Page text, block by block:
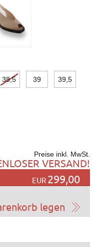
38,5 39 39,5
Preise inkl. MwSt.
VERSAND!
EUR 299,00